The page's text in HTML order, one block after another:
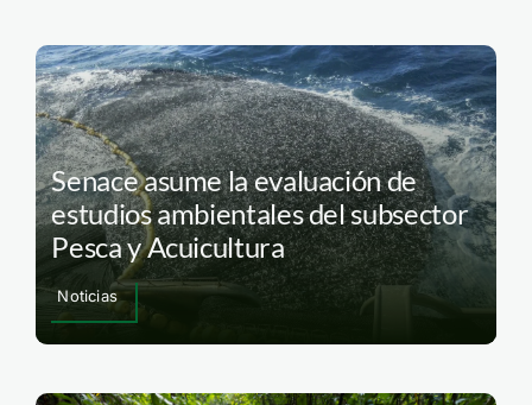
Senace asume la evaluación de
estudios ambientales del subsector
Pesca y Acuicultura
Noticias